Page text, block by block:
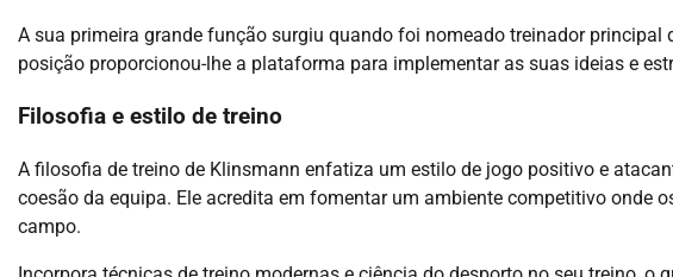
A sua primeira grande função surgiu quando foi nomeado treinador principal
posição proporcionou-lhe a plataforma para implementar as suas ideias e
Filosofia e estilo de treino
A filosofia de treino de Klinsmann enfatiza um estilo de jogo positivo e
coesão da equipa. Ele acredita em fomentar um ambiente competitivo onde
campo.